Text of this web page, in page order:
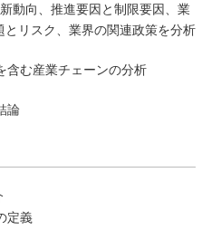
動向、推進要因と制限要因、業
リスク、業界の関連政策を分析
含む産業チェーンの分析
論
定義